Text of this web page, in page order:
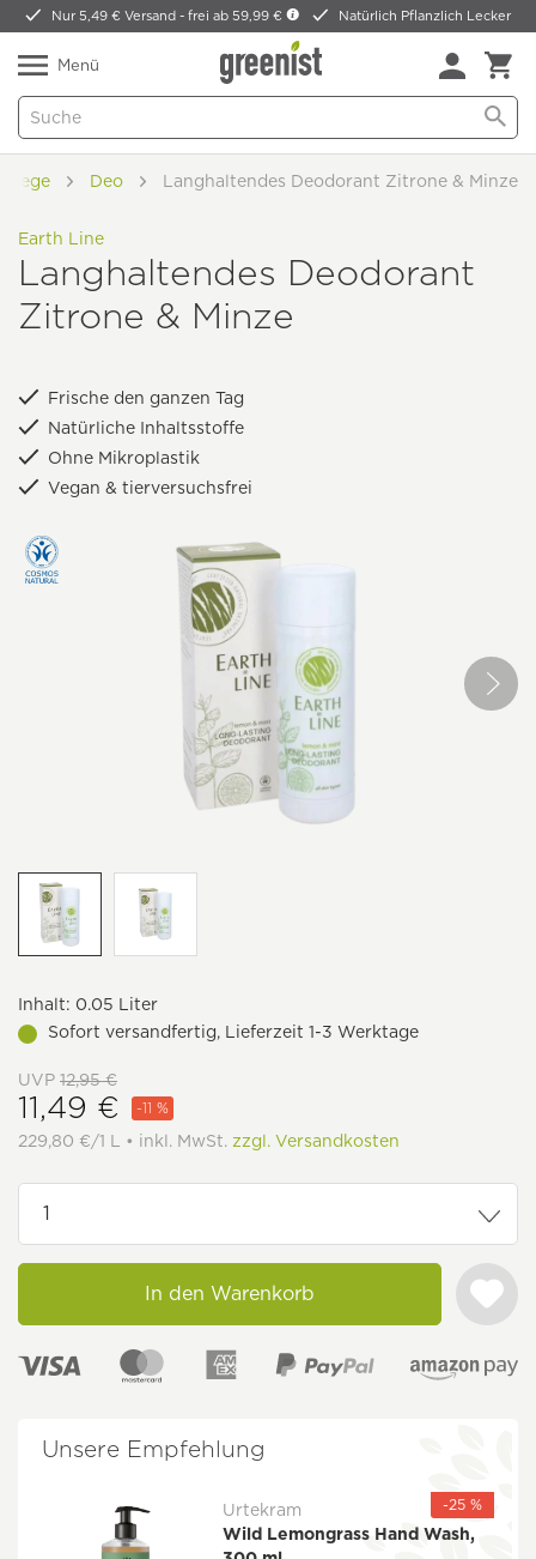
Nur 5,49 € Versand -frei ab 59,99 € Natürlich Pflanzlich Lecker
Menü
Deo Langhaltendes Deodorant Zitrone & Minze
Earth Line
Langhaltendes Deodorant
Zitrone & Minze
Frische den ganzen Tag
Natürliche Inhaltsstoffe
Ohne Mikroplastik
Vegan & tierversuchsfrei
Inhalt: 0.05 Liter
Sofort versandfertig, Lieferzeit 1-3 Werktage
UVP 12,95 €
11,49 € -11 %
229,80 €/1 L • inkl. MwSt. zzgl. Versandkosten
In den Warenkorb
Unsere Empfehlung
-25 %
Urtekram
Wild Lemongrass Hand Wash,